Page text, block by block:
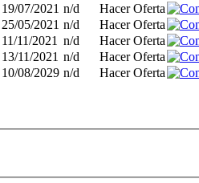
19/07/2021 n/d
Hacer Oferta
25/05/2021 n/d
Hacer Oferta
11/11/2021 n/d
Hacer Oferta
13/11/2021 n/d
Hacer Oferta
10/08/2029 n/d Hacer Oferta